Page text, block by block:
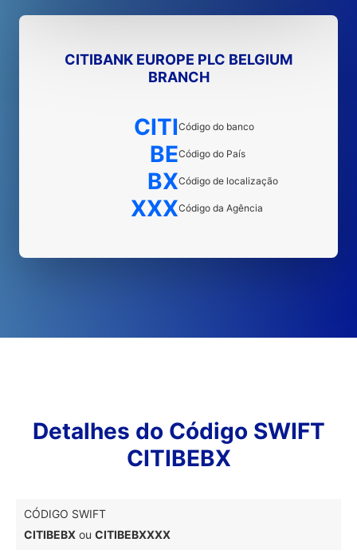
CITIBANK EUROPE PLC BELGIUM
BRANCH
CITICódigo do banco
BECódigo do País
BXCódigo de localização
XXXCódigo da Agência
Detalhes do Código SWIFT
CITIBEBX
CÓDIGO SWIFT
CITIBEBX ou CITIBEBXXXX